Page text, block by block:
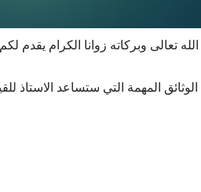
تعالى وبركاته زوانا الكرام يقدم
المهمة التي ستساعد الاستاذ